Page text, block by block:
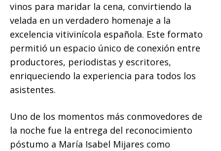
vinos para maridar la cena, convirtiendo la
velada en un verdadero homenaje a la
excelencia vitivinícola española. Este formato
permitió un espacio único de conexión entre
productores, periodistas y escritores,
enriqueciendo la experiencia para todos los
asistentes.
Uno de los momentos más conmovedores de
la noche fue la entrega del reconocimiento
póstumo a María Isabel Mijares como